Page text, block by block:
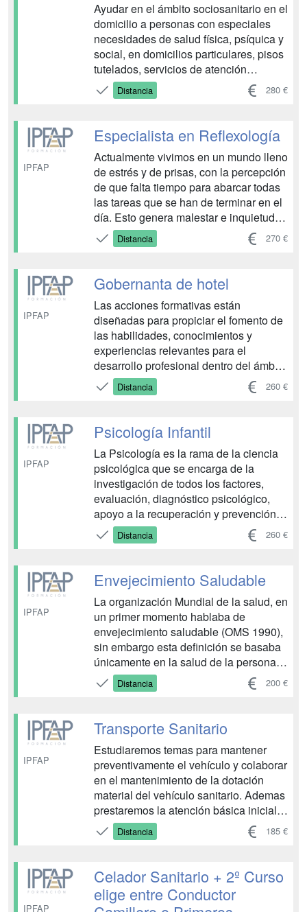
Ayudar en el ámbito sociosanitario en el
domicilio a personas con especiales
necesidades de salud física, psíquica y
social, en domicilios particulares, pisos
tutelados, servicios de atención
domiciliaria, estudiaremos temas como
preparar y ayudar al usuario y/o usuaria
diaria (ABVD), considerando el plan de
cu...
Distancia 280 €
IPFAP
Especialista en Reflexología
Actualmente vivimos en un mundo lleno
de estrés y de prisas, con la percepción
de que falta tiempo para abarcar todas
las tareas que se han de terminar en el
día. Esto genera malestar e inquietud,
así como estrés y dolor en las
diferentes partes del cuerpo. La
para aliviar dicha sintomatología a
través de la apli...
Distancia 270 €
IPFAP
Gobernanta de hotel
Las acciones formativas están
diseñadas para propiciar el fomento de
las habilidades, conocimientos y
experiencias relevantes para el
desarrollo profesional dentro del ámbito
de la temática del curso. El material
didáctico objeto fundamental del
disposición del alumno en el Campus
de manera ordenada y en los f...
Distancia 260 €
IPFAP
Psicología Infantil
La Psicología es la rama de la ciencia
psicológica que se encarga de la
investigación de todos los factores,
evaluación, diagnóstico psicológico,
apoyo a la recuperación y prevención
que afecten a la salud mental y a la
conducta adaptativa, en condiciones
sufrimiento. Mediante este pack de
materiales formativos, el alu...
Distancia 260 €
IPFAP
Envejecimiento Saludable
La organización Mundial de la salud, en
un primer momento hablaba de
envejecimiento saludable (OMS 1990),
sin embargo esta definición se basaba
únicamente en la salud de la personas
y no tenía en cuenta otras
circunstancias como la implicación y
2002 la OMS define envejecimiento
activo como el proceso de opt...
Distancia 200 €
IPFAP
Transporte Sanitario
Estudiaremos temas para mantener
preventivamente el vehículo y colaborar
en el mantenimiento de la dotación
material del vehículo sanitario. Ademas
prestaremos la atención básica inicial a
pacientes en compromiso vital
aplicando técnicas de SVB y colaborar
adecuado , realizando atención básica
en el entorno p...
Distancia 185 €
IPFAP
Celador Sanitario + 2º Curso
elige entre Conductor